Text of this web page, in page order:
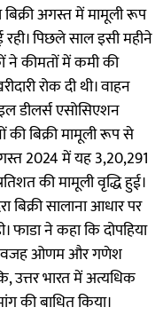
अगस्त में मामूली रूप
पिछले साल इसी महीने
ने कीमतों में कमी की
रोक दी थी। वाहन
डीलर्स एसोसिएशन
की बिक्री मामूली रूप से
2024 में यह 3,20,291
की मामूली वृद्धि हुई।
बिक्री सालाना आधार पर
फाडा ने कहा कि दोपहिया
वजह ओणम और गणेश
उत्तर भारत में अत्यधिक
की बाधित किया।